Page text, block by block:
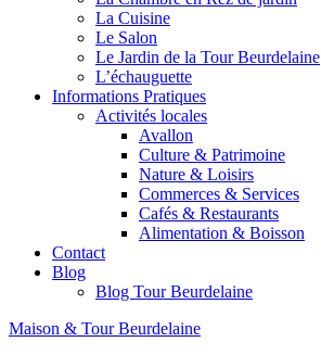
La Cuisine
Le Salon
Le Jardin de la Tour Beurdelaine
L’échauguette
Informations Pratiques
Activités locales
Avallon
Culture & Patrimoine
Nature & Loisirs
Commerces & Services
Cafés & Restaurants
Alimentation & Boisson
Contact
Blog
Blog Tour Beurdelaine
Maison & Tour Beurdelaine